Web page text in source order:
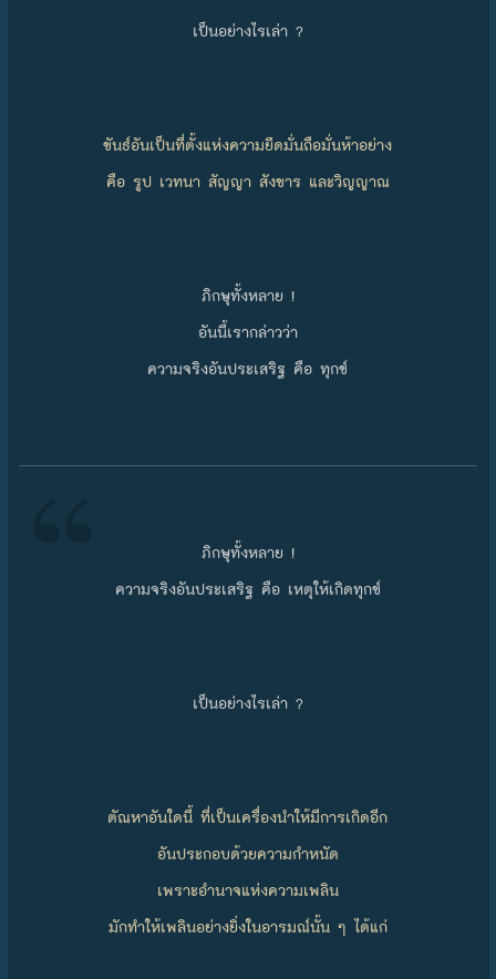
เป็นอย่างไรเล่า ?
ขันธ์อันเป็นที่ตั้งแห่งความยึดมั่นถือมั่นห้าอย่าง
คือ รูป เวทนา สัญญา สังขาร และวิญญาณ
ภิกษุทั้งหลาย !
อันนี้เรากล่าวว่า
ความจริงอันประเสริฐ คือ ทุกข์
ภิกษุทั้งหลาย !
ความจริงอันประเสริฐ คือ เหตุให้เกิดทุกข์
เป็นอย่างไรเล่า ?
ตัณหาอันใดนี้ ที่เป็นเครื่องนำให้มีการเกิดอีก
อันประกอบด้วยความกำหนัด
เพราะอำนาจแห่งความเพลิน
มักทำให้เพลินอย่างยิ่งในอารมณ์นั้น ๆ ได้แก่